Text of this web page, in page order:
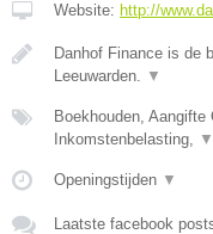
Website: http://
Danhof Finance is de
Leeuwarden. ▼
Boekhouden,
Inkomstenbelasting, ▼
Openingstijden ▼
Laatste facebook